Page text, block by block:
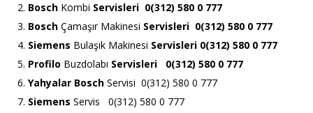
Bosch Kombi Servisleri 0(312) 580 0 777
Bosch Çamaşır Makinesi Servisleri 0(312) 580 0 777
Siemens Bulaşık Makinesi Servisleri 0(312) 580 0 777
Profilo Buzdolabı Servisleri 0(312) 580 0 777
Yahyalar Bosch Servisi 0(312) 580 0 777
Siemens Servis 0(312) 580 0 777